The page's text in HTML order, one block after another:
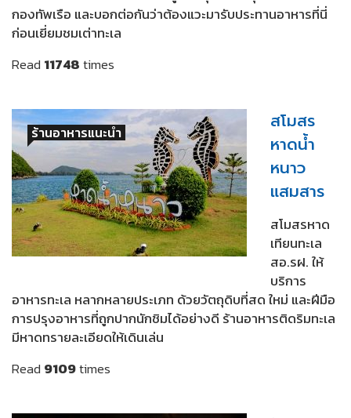
กองทัพเรือ และบอกต่อกันว่าต้องแวะมารับประทานอาหารที่นี่
ก่อนเยี่ยมชมเต่าทะเล
Read 11748times
ร้านอาหารแนะนำ
สโมสร
หาดน้ำ
หนาว
แสมสาร
สโมสรหาด
เทียนทะเล
สอ.รฝ. ให้
บริการ
อาหารทะเล หลากหลายประเภท ด้วยวัตถุดิบที่สด ใหม่ และฝีมือ
การปรุงอาหารที่ถูกปากนักชิมได้อย่างดี ร้านอาหารติดริมทะเล
มีหาดทรายละเอียดให้เดินเล่น
Read 9109times